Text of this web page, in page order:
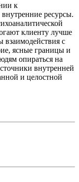
к
ресурсы.
клиенту лучше
взаимодействия с
ясные границы и
опираться на
внутренней
и целостной